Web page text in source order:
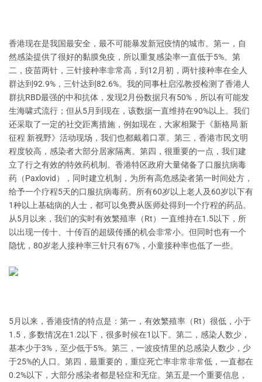
香港现在是我国最安全，最不可能暴发新冠疫情的城市。第一，自
然感染提供了很好的黏膜免疫，所以重复感染率一直低于5%。第
二，疫苗两针，三针接种率非常高，到12月初，两针接种率在全人
群达到92.9%，三针达到82.6%。我的同事杜启泓教授检测了香港人
群抗RBD最强的中和抗体，发现2月份数据只有50%，所以有可能发
生海啸式流行；但从5月到现在，该数据一直维持在90%以上。我们
还采取了一定的社交距离措施，例如现在，大家相聚于《新格局 新
征程 新视野》活动现场，我们也都戴着口罩。第三，香港市民文明
程度较高，感染者大部分居家隔离。第四，很重要的一点，我们建
立了行之有效的特效药机制。香港特区政府大量储备了口服抗病毒
药（Paxlovid），同时建立机制，为所有高危感染者第一时间处方，
给予一个疗程5天的口服抗病毒药。所有60岁以上老人及60岁以下有
1种以上基础病的人士，都可以免费从医师处得到一个疗程的药品。
从5月以来，我们的实时有效繁殖率（Rt）一直维持在1.5以下，所
以出现一传十、十传百的超级传播的机会非常小。但同时也有一个
隐忧，80岁老人接种率三针只有67%，小童接种率也低了一些。
5月以来，香港疫情的特点是：第一，有效繁殖率（Rt）很低，小于
1.5，多数情况在1.2以下，很多时候在1以下。第二，感染人数少，
基本少于3%，至少低于5%。第三，一波疫情里的总感染人数少，少
于25%的人口。第四，最重要的，重症死亡率非常非常低，一直都在
0.2%以下，大部分感染者都是轻症和无症。第五是一个重要信息，